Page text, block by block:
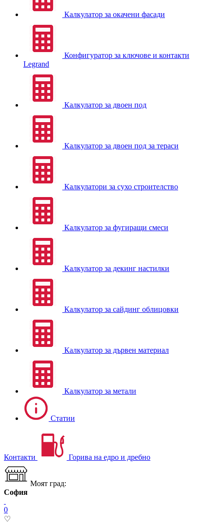
Калкулатор за окачени фасади
Конфигуратор за ключове и контакти
Legrand
Калкулатор за двоен под
Калкулатор за двоен под за тераси
Калкулатори за сухо строителство
Калкулатор за фугиращи смеси
Калкулатор за декинг настилки
Калкулатор за сайдинг облицовки
Калкулатор за дървен материал
Калкулатор за метали
Статии
Контакти Горива на едро и дребно
Моят град:
София
0
♡